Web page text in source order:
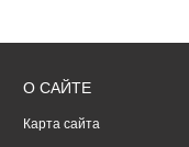
О САЙТЕ
Карта сайта